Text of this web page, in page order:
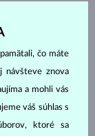
ZELENÝ
čo máte
návšteve znova
a mohli vás
váš súhlas s
ktoré sa